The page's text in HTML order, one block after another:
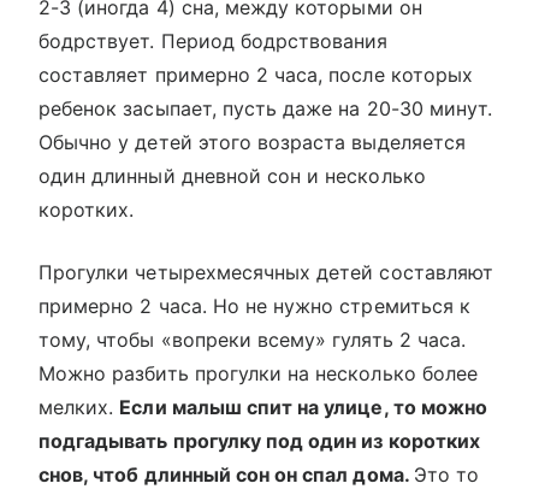
2-3 (иногда 4) сна, между которыми он
бодрствует. Период бодрствования
составляет примерно 2 часа, после которых
ребенок засыпает, пусть даже на 20-30 минут.
Обычно у детей этого возраста выделяется
один длинный дневной сон и несколько
коротких.
Прогулки четырехмесячных детей составляют
примерно 2 часа. Но не нужно стремиться к
тому, чтобы «вопреки всему» гулять 2 часа.
Можно разбить прогулки на несколько более
мелких. Если малыш спит на улице, то можно
подгадывать прогулку под один из коротких
снов, чтоб длинный сон он спал дома. Это то